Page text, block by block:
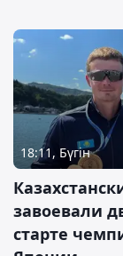
18:11, Бүгін
завоевали
старте